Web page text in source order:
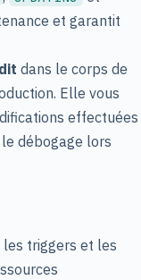
et garantit
dans le corps de
Elle vous
effectuées
débogage lors
les triggers et les